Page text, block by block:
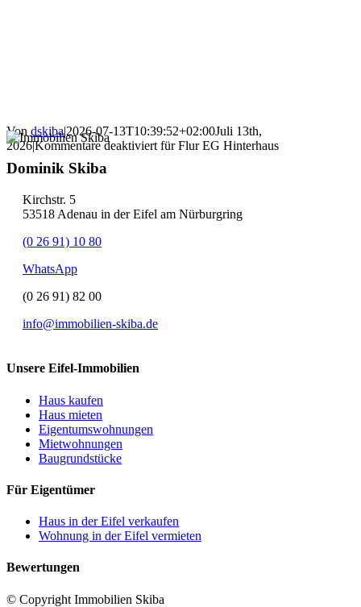
Von dskiba|2026-07-13T10:39:52+02:00Juli 13th,
2026|Kommentare deaktiviert für Flur EG Hinterhaus
Dominik Skiba
Kirchstr. 5
53518 Adenau in der Eifel am Nürburgring
(0 26 91) 10 80
WhatsApp
(0 26 91) 82 00
info@immobilien-skiba.de
Unsere Eifel-Immobilien
Haus kaufen
Haus mieten
Eigentumswohnungen
Mietwohnungen
Baugrundstücke
Für Eigentümer
Haus in der Eifel verkaufen
Wohnung in der Eifel vermieten
Bewertungen
© Copyright Immobilien Skiba